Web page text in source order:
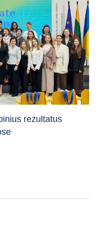
rezultatus